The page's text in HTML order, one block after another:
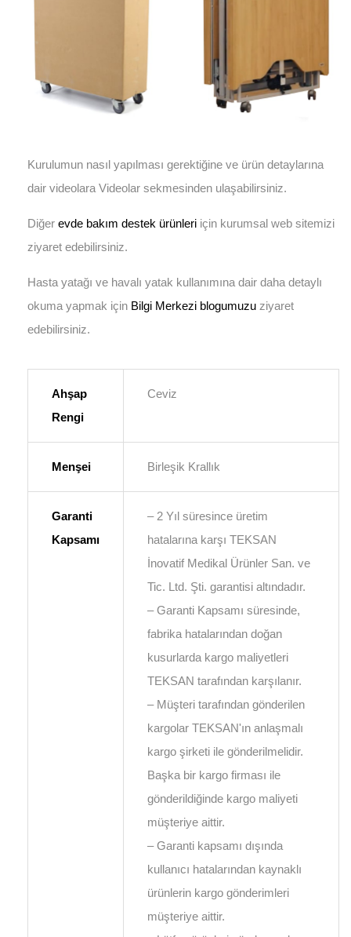
Kurulumun nasıl yapılması gerektiğine ve ürün detaylarına
dair videolara Videolar sekmesinden ulaşabilirsiniz.
Diğer evde bakım destek ürünleri için kurumsal web sitemizi
ziyaret edebilirsiniz.
Hasta yatağı ve havalı yatak kullanımına dair daha detaylı
okuma yapmak için Bilgi Merkezi blogumuzu ziyaret
edebilirsiniz.
Ahşap
Rengi
Ceviz
Menşei Birleşik Krallık
Garanti
Kapsamı
– 2 Yıl süresince üretim
hatalarına karşı TEKSAN
İnovatif Medikal Ürünler San. ve
Tic. Ltd. Şti. garantisi altındadır.
– Garanti Kapsamı süresinde,
fabrika hatalarından doğan
kusurlarda kargo maliyetleri
TEKSAN tarafından karşılanır.
– Müşteri tarafından gönderilen
kargolar TEKSAN'ın anlaşmalı
kargo şirketi ile gönderilmelidir.
Başka bir kargo firması ile
gönderildiğinde kargo maliyeti
müşteriye aittir.
– Garanti kapsamı dışında
kullanıcı hatalarından kaynaklı
ürünlerin kargo gönderimleri
müşteriye aittir.